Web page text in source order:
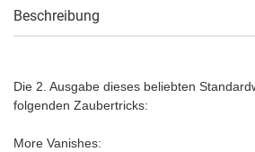
Beschreibung
Die 2. Ausgabe dieses beliebten
folgenden Zaubertricks:
More Vanishes: